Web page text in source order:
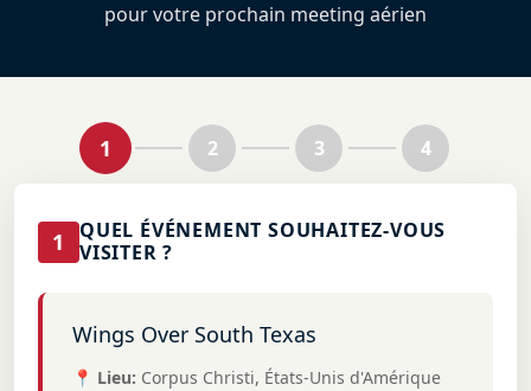
pour votre prochain meeting aérien
1 2 3 4
1
QUEL ÉVÉNEMENT SOUHAITEZ-VOUS
VISITER ?
Wings Over South Texas
📍 Lieu: Corpus Christi, États-Unis d'Amérique